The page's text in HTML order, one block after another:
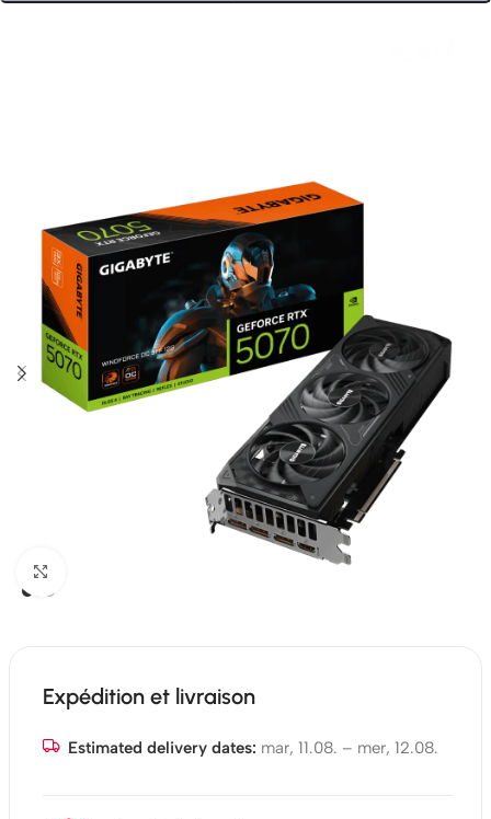
Expédition et livraison
Estimated delivery dates: mar, 11.08. – mer, 12.08.